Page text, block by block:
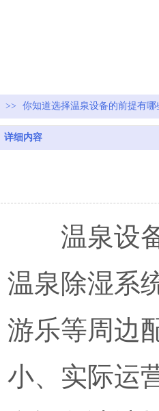
>> 你知道选择温泉设备的前提有哪
详细内容
温泉设备
温泉除湿系
游乐等周边
小、实际运